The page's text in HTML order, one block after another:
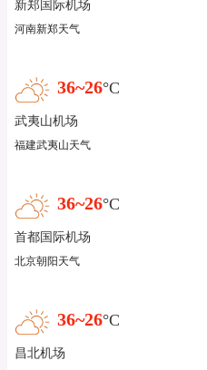
新郑国际机场
河南新郑天气
36~26°C
武夷山机场
福建武夷山天气
36~26°C
首都国际机场
北京朝阳天气
36~26°C
昌北机场